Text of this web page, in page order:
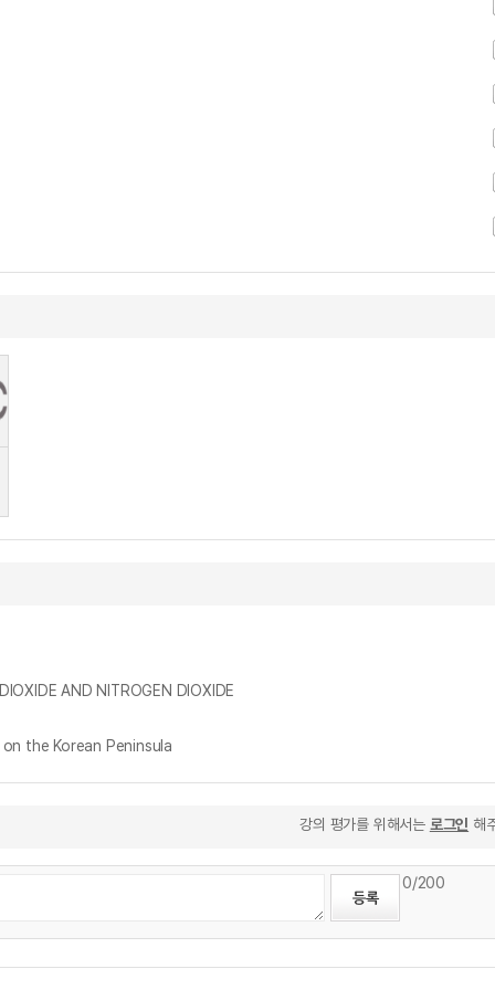
AND NITROGEN DIOXIDE
on the Korean Peninsula
강의 평가를 위해서는 로그인 해
0/200